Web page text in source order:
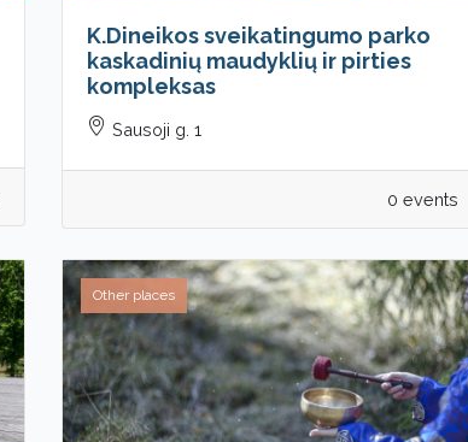
K.Dineikos sveikatingumo parko
kaskadinių maudyklių ir pirties
kompleksas
Sausoji g. 1
0 events
Other places